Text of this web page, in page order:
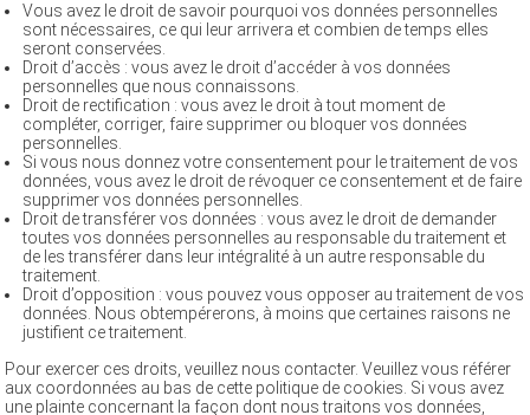
Vous avez le droit de savoir pourquoi vos données personnelles
sont nécessaires, ce qui leur arrivera et combien de temps elles
seront conservées.
Droit d’accès : vous avez le droit d’accéder à vos données
personnelles que nous connaissons.
Droit de rectification : vous avez le droit à tout moment de
compléter, corriger, faire supprimer ou bloquer vos données
personnelles.
Si vous nous donnez votre consentement pour le traitement de vos
données, vous avez le droit de révoquer ce consentement et de faire
supprimer vos données personnelles.
Droit de transférer vos données : vous avez le droit de demander
toutes vos données personnelles au responsable du traitement et
de les transférer dans leur intégralité à un autre responsable du
traitement.
Droit d’opposition : vous pouvez vous opposer au traitement de vos
données. Nous obtempérerons, à moins que certaines raisons ne
justifient ce traitement.
Pour exercer ces droits, veuillez nous contacter. Veuillez vous référer
aux coordonnées au bas de cette politique de cookies. Si vous avez
une plainte concernant la façon dont nous traitons vos données,